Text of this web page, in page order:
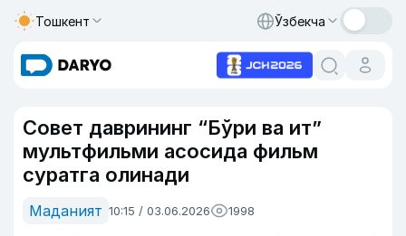
Тошкент Ўзбекча
Совет даврининг “Бўри ва ит”
мультфильми асосида фильм
суратга олинади
Маданият 10:15 / 03.06.2026 1998